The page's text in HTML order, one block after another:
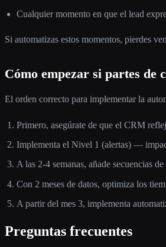
Cualquier momento en que el lead
Si automatizas estos momentos, pierdes
Cómo empezar si partes de
El orden correcto para implementar la
Primero, asegúrate de que el CRM
Implementa el Nivel 1 (alertas) —
A las 2-4 semanas, añade secuencias
Con 2 meses de datos, optimiza los
A partir del mes 3, implementa
Preguntas frecuentes